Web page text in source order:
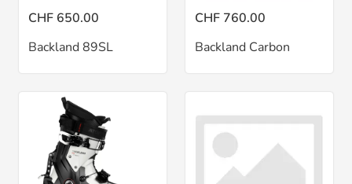
CHF 650.00
Backland 89SL
CHF 760.00
Backland Carbon